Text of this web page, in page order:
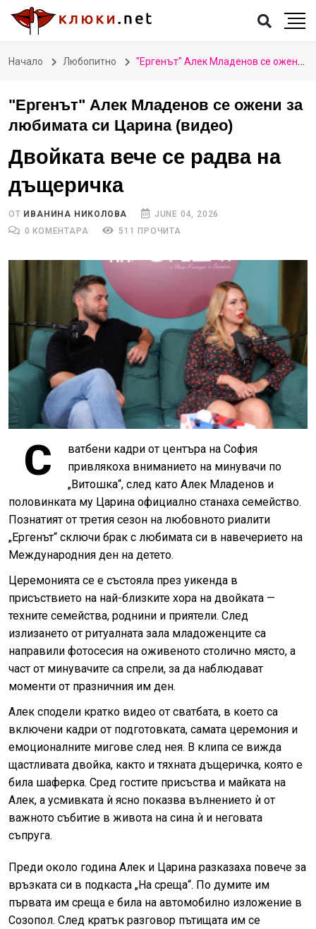
Начало Любопитно "Ергенът" Алек Младенов се ожени за любимата си Царина (видео)
"Ергенът" Алек Младенов се ожени за
любимата си Царина (видео)
Двойката вече се радва на
дъщеричка
ОТ ИВАНИНА НИКОЛОВА
JUNE 04, 2026
0 КОМЕНТАРА
511 ПРОЧИТА
С
ватбени кадри от центъра на София
привлякоха вниманието на минувачи по
„Витошка“, след като Алек Младенов и
половинката му Царина официално станаха семейство.
Познатият от третия сезон на любовното риалити
„Ергенът“ сключи брак с любимата си в навечерието на
Международния ден на детето.
Церемонията се е състояла през уикенда в
присъствието на най-близките хора на двойката —
техните семейства, роднини и приятели. След
излизането от ритуалната зала младоженците са
направили фотосесия на оживеното столично място, а
част от минувачите са спрели, за да наблюдават
моменти от празничния им ден.
Алек сподели кратко видео от сватбата, в което са
включени кадри от подготовката, самата церемония и
емоционалните мигове след нея. В клипа се вижда
щастливата двойка, както и тяхната дъщеричка, която е
била шаферка. Сред гостите присъства и майката на
Алек, а усмивката ѝ ясно показва вълнението ѝ от
важното събитие в живота на сина ѝ и неговата
съпруга.
Преди около година Алек и Царина разказаха повече за
връзката си в подкаста „На среща“. По думите им
първата им среща е била на автомобилно изложение в
Созопол. След кратък разговор пътищата им се